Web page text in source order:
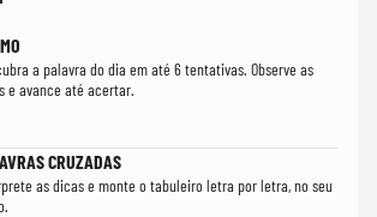
a palavra do dia em até 6 tentativas. Observe as
e avance até acertar.
CRUZADAS
as dicas e monte o tabuleiro letra por letra, no seu